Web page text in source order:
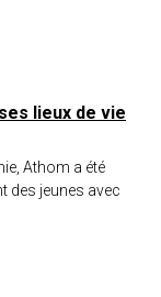
lieux de vie
Athom a été
des jeunes avec